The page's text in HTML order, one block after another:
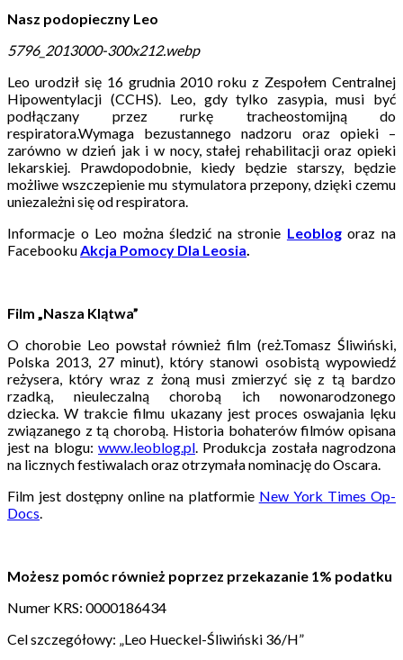
Nasz podopieczny Leo
5796_2013000-300x212.webp
Leo urodził się 16 grudnia 2010 roku z Zespołem Centralnej
Hipowentylacji (CCHS). Leo, gdy tylko zasypia, musi być
podłączany przez rurkę tracheostomijną do
respiratora.Wymaga bezustannego nadzoru oraz opieki –
zarówno w dzień jak i w nocy, stałej rehabilitacji oraz opieki
lekarskiej. Prawdopodobnie, kiedy będzie starszy, będzie
możliwe wszczepienie mu stymulatora przepony, dzięki czemu
uniezależni się od respiratora.
Informacje o Leo można śledzić na stronie Leoblog oraz na
FacebookuAkcja Pomocy Dla Leosia.
Film „Nasza Klątwa”
O chorobie Leo powstał również film (reż.Tomasz Śliwiński,
Polska 2013, 27 minut), który stanowi osobistą wypowiedź
reżysera, który wraz z żoną musi zmierzyć się z tą bardzo
rzadką, nieuleczalną chorobą ich nowonarodzonego
dziecka. W trakcie filmu ukazany jest proces oswajania lęku
związanego z tą chorobą. Historia bohaterów filmów opisana
jest na blogu: www.leoblog.pl. Produkcja została nagrodzona
na licznych festiwalach oraz otrzymała nominację do Oscara.
Film jest dostępny online na platformie New York Times Op-
Docs.
Możesz pomóc również poprzez przekazanie 1% podatku
Numer KRS: 0000186434
Cel szczegółowy: „Leo Hueckel-Śliwiński 36/H”